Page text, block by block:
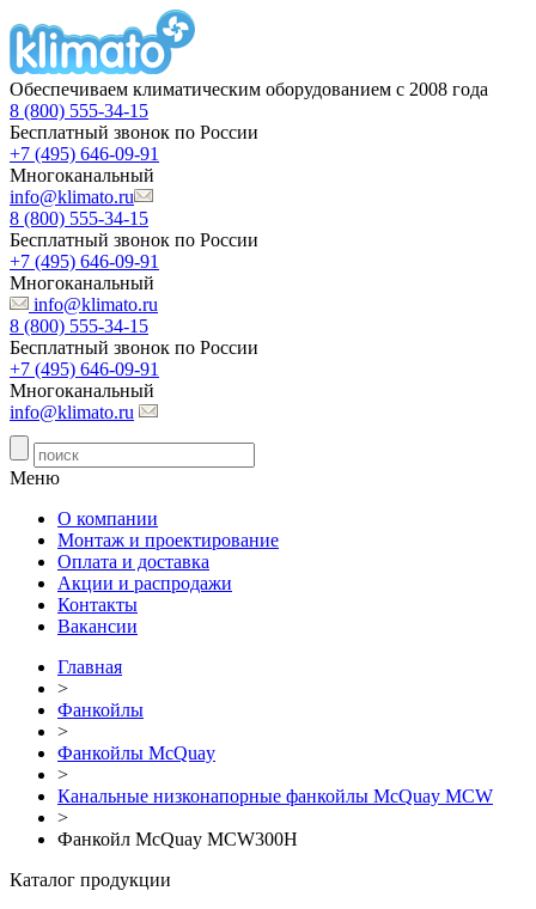
Обеспечиваем климатическим оборудованием с 2008 года
8 (800) 555-34-15
Бесплатный звонок по России
+7 (495) 646-09-91
Многоканальный
info@klimato.ru
8 (800) 555-34-15
Бесплатный звонок по России
+7 (495) 646-09-91
Многоканальный
info@klimato.ru
8 (800) 555-34-15
Бесплатный звонок по России
+7 (495) 646-09-91
Многоканальный
info@klimato.ru
Меню
О компании
Монтаж и проектирование
Оплата и доставка
Акции и распродажи
Контакты
Вакансии
Главная
>
Фанкойлы
>
Фанкойлы McQuay
>
Канальные низконапорные фанкойлы McQuay MCW
>
Фанкойл McQuay MCW300H
Каталог продукции